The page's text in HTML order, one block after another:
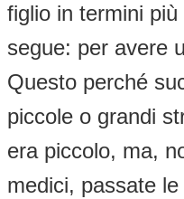
figlio in termini
segue: per avere
Questo perché
piccole o grandi
era piccolo, ma,
medici, passate